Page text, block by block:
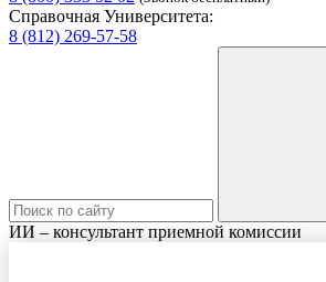
Справочная Университета:
8 (812) 269-57-58
ИИ – консультант приемной комиссии